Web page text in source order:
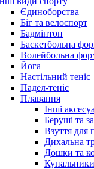
Єдиноборства
Біг та велоспорт
Бадмінтон
Баскетбольна
Волейбольна
Йога
Настільний теніс
Падел-теніс
Плавання
Інші
Беруші та
Взуття для
Дихальна
Дошки та
Купальники